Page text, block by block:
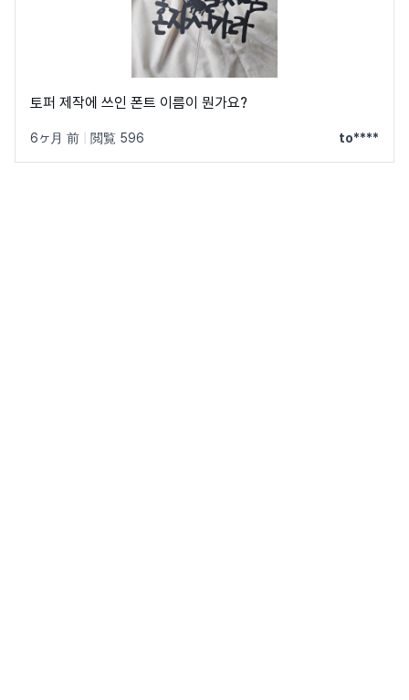
토퍼 제작에 쓰인 폰트 이름이 뭔가요?
6ヶ月 前 閲覧 596 to****